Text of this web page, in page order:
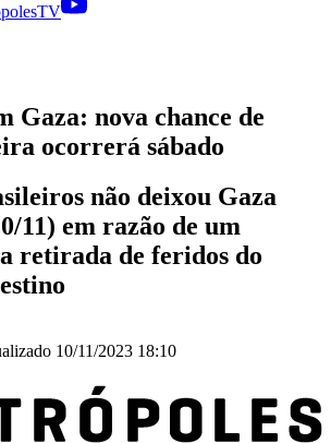
Gaza: nova chance de
ocorrerá sábado
não deixou Gaza
11) em razão de um
retirada de feridos do
10/11/2023 18:10